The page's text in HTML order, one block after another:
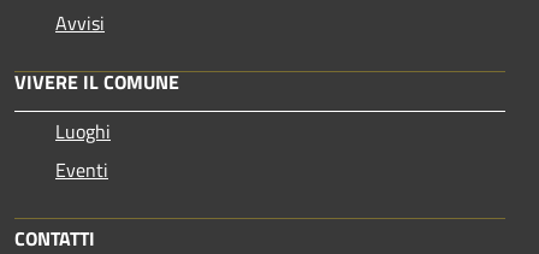
Avvisi
VIVERE IL COMUNE
Luoghi
Eventi
CONTATTI